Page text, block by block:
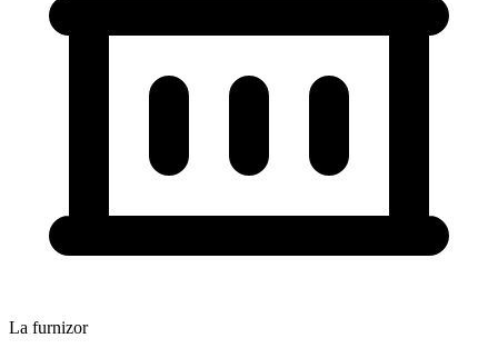
La furnizor